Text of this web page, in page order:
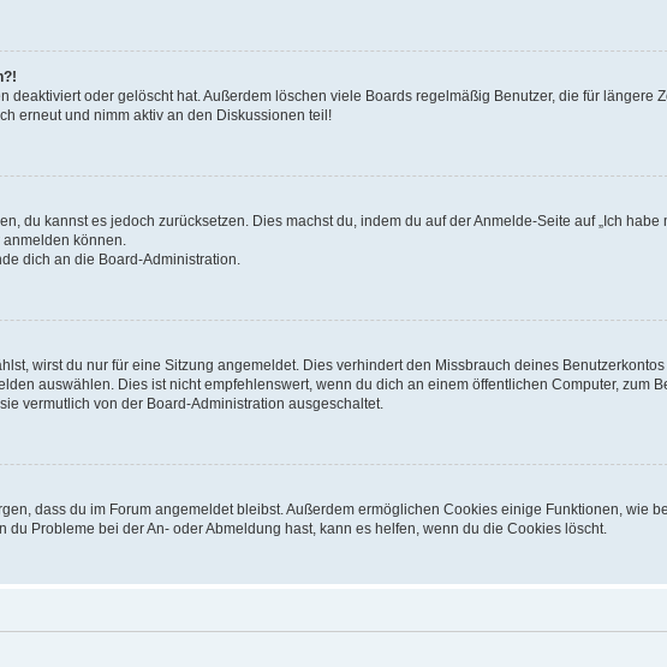
oder gelöscht hat. Außerdem löschen viele Boards regelmäßig Benutzer, die für längere
erneut und nimm aktiv an den Diskussionen teil!
du kannst es jedoch zurücksetzen. Dies machst du, indem du auf der Anmelde-Seite auf „Ich habe
können.
dich an die Board-Administration.
wirst du nur für eine Sitzung angemeldet. Dies verhindert den Missbrauch deines
auswählen. Dies ist nicht empfehlenswert, wenn du dich an einem öffentlichen Computer, zum
vermutlich von der Board-Administration ausgeschaltet.
dass du im Forum angemeldet bleibst. Außerdem ermöglichen Cookies einige Funktionen, wie
Probleme bei der An- oder Abmeldung hast, kann es helfen, wenn du die Cookies löscht.